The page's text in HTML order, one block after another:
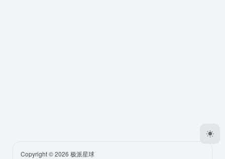
Copyright © 2026 极派星球